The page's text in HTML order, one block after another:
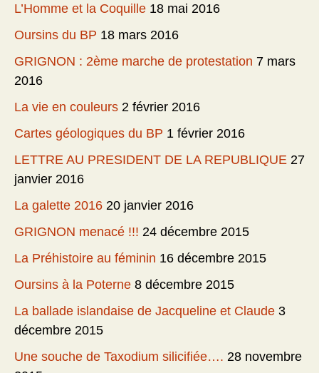
L’Homme et la Coquille 18 mai 2016
Oursins du BP 18 mars 2016
GRIGNON : 2ème marche de protestation 7 mars
2016
La vie en couleurs 2 février 2016
Cartes géologiques du BP 1 février 2016
LETTRE AU PRESIDENT DE LA REPUBLIQUE 27
janvier 2016
La galette 2016 20 janvier 2016
GRIGNON menacé !!! 24 décembre 2015
La Préhistoire au féminin 16 décembre 2015
Oursins à la Poterne 8 décembre 2015
La ballade islandaise de Jacqueline et Claude 3
décembre 2015
Une souche de Taxodium silicifiée…. 28 novembre